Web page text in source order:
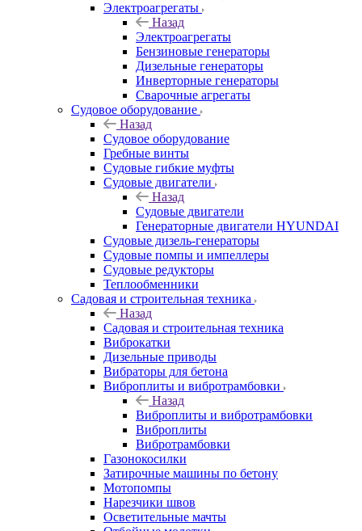
Электроагрегаты
Назад
Электроагрегаты
Бензиновые генераторы
Дизельные генераторы
Инверторные генераторы
Сварочные агрегаты
Судовое оборудование
Назад
Судовое оборудование
Гребные винты
Судовые гибкие муфты
Судовые двигатели
Назад
Судовые двигатели
Генераторные двигатели HYUNDAI
Судовые дизель-генераторы
Судовые помпы и импеллеры
Судовые редукторы
Теплообменники
Садовая и строительная техника
Назад
Садовая и строительная техника
Виброкатки
Дизельные приводы
Вибраторы для бетона
Виброплиты и вибротрамбовки
Назад
Виброплиты и вибротрамбовки
Виброплиты
Вибротрамбовки
Газонокосилки
Затирочные машины по бетону
Мотопомпы
Нарезчики швов
Осветительные мачты